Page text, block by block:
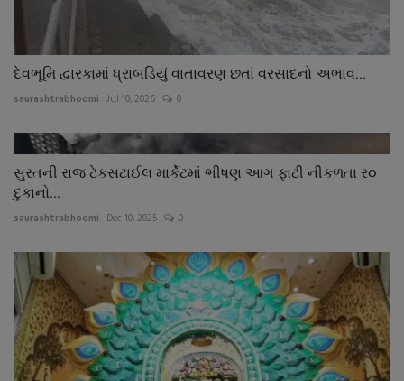
દેવભૂમિ દ્વારકામાં ધ્રાબડિયું વાતાવરણ છતાં વરસાદનો અભાવ...
saurashtrabhoomi Jul 10, 2026 0
સુરતની રાજ ટેકસટાઈલ માર્કેટમાં ભીષણ આગ ફાટી નીકળતા ર૦
દુકાનો...
saurashtrabhoomi Dec 10, 2025 0